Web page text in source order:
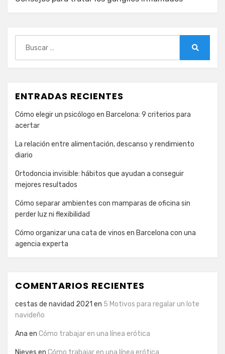
ENTRADAS RECIENTES
Cómo elegir un psicólogo en Barcelona: 9 criterios para
acertar
La relación entre alimentación, descanso y rendimiento
diario
Ortodoncia invisible: hábitos que ayudan a conseguir
mejores resultados
Cómo separar ambientes con mamparas de oficina sin
perder luz ni flexibilidad
Cómo organizar una cata de vinos en Barcelona con una
agencia experta
COMENTARIOS RECIENTES
cestas de navidad 2021 en 5 Motivos para regalar un lote
navideño
Ana en Cómo trabajar en una línea erótica